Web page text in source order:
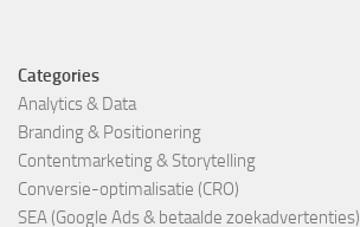
Categories
Analytics & Data
Branding & Positionering
Contentmarketing & Storytelling
Conversie-optimalisatie (CRO)
SEA (Google Ads & betaalde zoekadvertenties)